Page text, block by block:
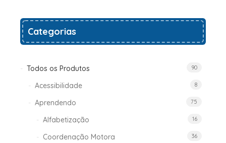
Categorias
Todos os Produtos 90
Acessibilidade 8
Aprendendo 75
Alfabetização 16
Coordenação Motora 36